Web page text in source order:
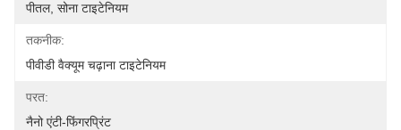
पीतल, सोना टाइटेनियम
तकनीक:
पीवीडी वैक्यूम चढ़ाना टाइटेनियम
परत:
नैनो एंटी-फिंगरप्रिंट